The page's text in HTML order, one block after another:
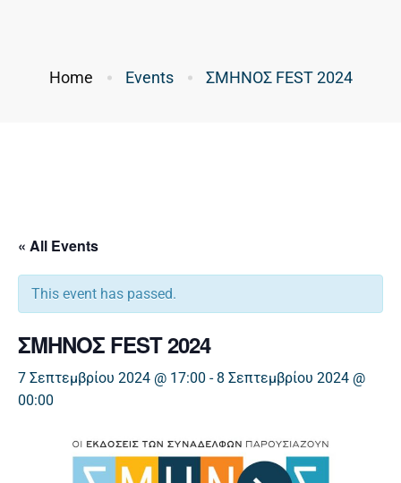
Home Events ΣΜΗΝΟΣ FEST 2024
« All Events
This event has passed.
ΣΜΗΝΟΣ FEST 2024
7 Σεπτεμβρίου 2024 @ 17:00 - 8 Σεπτεμβρίου 2024 @
00:00